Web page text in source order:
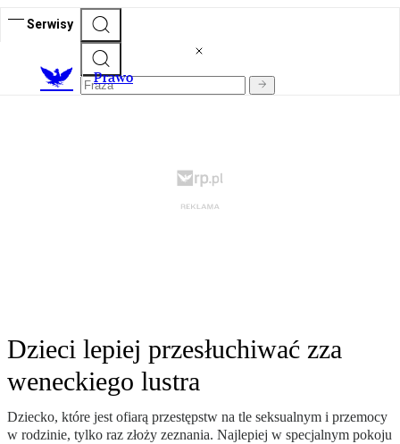
Serwisy
Prawo
Dzieci lepiej przesłuchiwać zza
weneckiego lustra
Dziecko, które jest ofiarą przestępstw na tle seksualnym i przemocy
w rodzinie, tylko raz złoży zeznania. Najlepiej w specjalnym pokoju